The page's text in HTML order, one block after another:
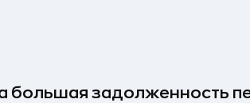
большая задолженность